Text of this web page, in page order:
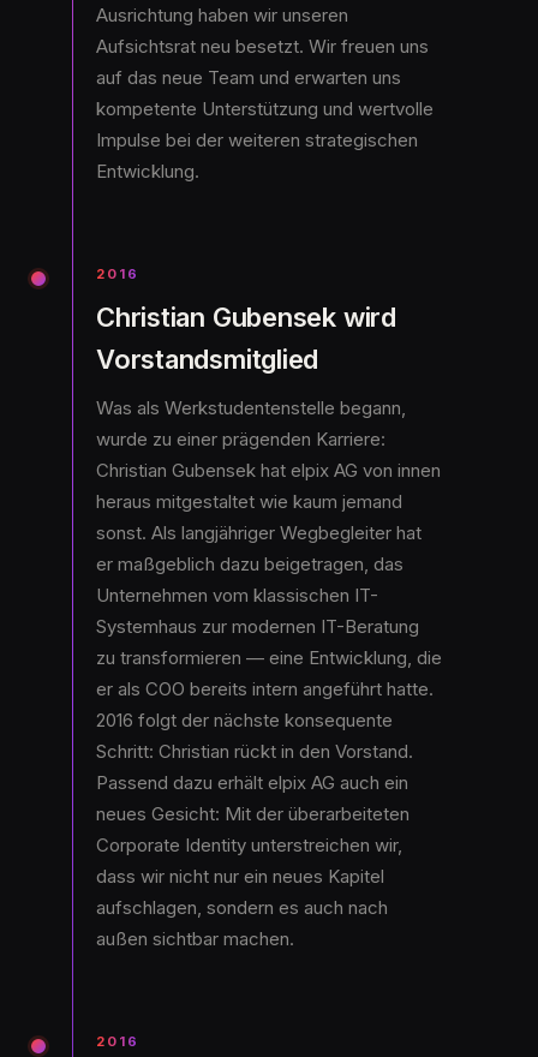
Ausrichtung haben wir unseren
Aufsichtsrat neu besetzt. Wir freuen uns
auf das neue Team und erwarten uns
kompetente Unterstützung und wertvolle
Impulse bei der weiteren strategischen
Entwicklung.
2016
Christian Gubensek wird
Vorstandsmitglied
Was als Werkstudentenstelle begann,
wurde zu einer prägenden Karriere:
Christian Gubensek hat elpix AG von innen
heraus mitgestaltet wie kaum jemand
sonst. Als langjähriger Wegbegleiter hat
er maßgeblich dazu beigetragen, das
Unternehmen vom klassischen IT-
Systemhaus zur modernen IT-Beratung
zu transformieren — eine Entwicklung, die
er als COO bereits intern angeführt hatte.
2016 folgt der nächste konsequente
Schritt: Christian rückt in den Vorstand.
Passend dazu erhält elpix AG auch ein
neues Gesicht: Mit der überarbeiteten
Corporate Identity unterstreichen wir,
dass wir nicht nur ein neues Kapitel
aufschlagen, sondern es auch nach
außen sichtbar machen.
2016